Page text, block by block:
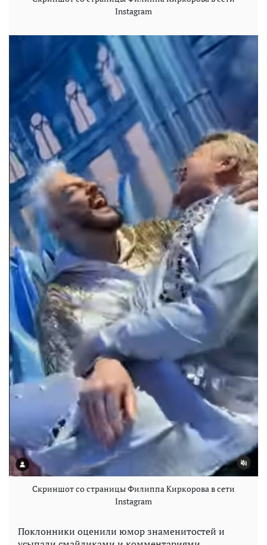
Instagram
Скриншот со страницы Филиппа Киркорова в сети
Instagram
Поклонники оценили юмор знаменитостей и